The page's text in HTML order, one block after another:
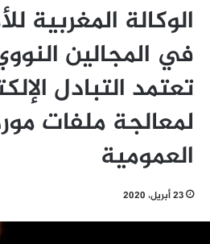
الوكالة المغربية
في المجالين
تعتمد التبادل
لمعالجة ملفات
العمومية
23 أبريل، 2020